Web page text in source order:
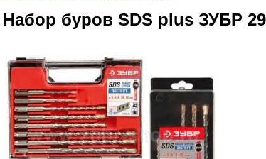
Набор буров SDS plus ЗУБР